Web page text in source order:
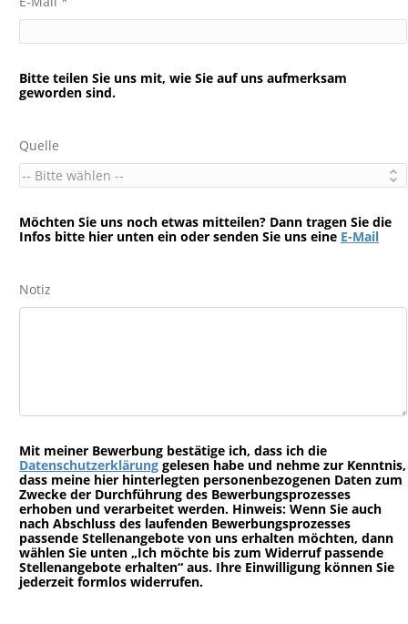
Bitte teilen Sie uns mit, wie Sie auf uns aufmerksam
geworden sind.
Quelle
Möchten Sie uns noch etwas mitteilen? Dann tragen Sie die
Infos bitte hier unten ein oder senden Sie uns eine E-Mail
Notiz
Mit meiner Bewerbung bestätige ich, dass ich die
Datenschutzerklärung gelesen habe und nehme zur Kenntnis,
dass meine hier hinterlegten personenbezogenen Daten zum
Zwecke der Durchführung des Bewerbungsprozesses
erhoben und verarbeitet werden. Hinweis: Wenn Sie auch
nach Abschluss des laufenden Bewerbungsprozesses
passende Stellenangebote von uns erhalten möchten, dann
wählen Sie unten „Ich möchte bis zum Widerruf passende
Stellenangebote erhalten“ aus. Ihre Einwilligung können Sie
jederzeit formlos widerrufen.